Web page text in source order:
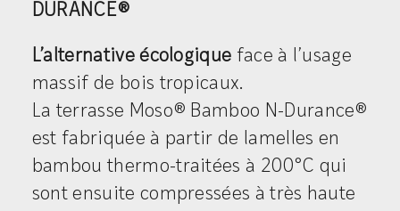
DURANCE®
L’alternative écologique face à l’usage
massif de bois tropicaux.
La terrasse Moso® Bamboo N-Durance®
est fabriquée à partir de lamelles en
bambou thermo-traitées à 200°C qui
sont ensuite compressées à très haute